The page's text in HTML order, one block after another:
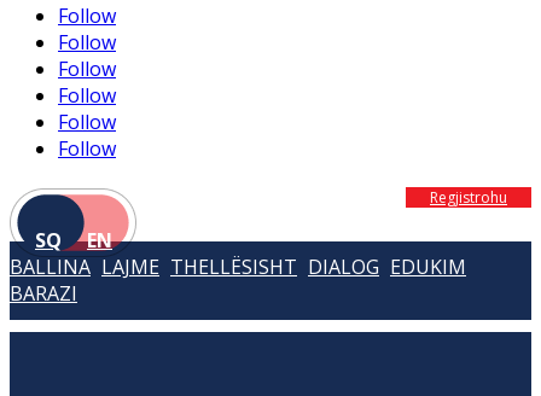
Follow
Follow
Follow
Follow
Follow
Follow
SQ EN
Regjistrohu
BALLINA LAJME THELLËSISHT DIALOG EDUKIM
BARAZI